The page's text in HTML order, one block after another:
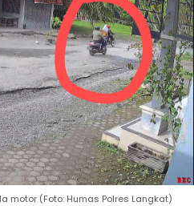
motor (Foto: Humas Polres Langkat)